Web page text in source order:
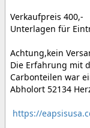
Verkaufpreis 400,-
Unterlagen für
Achtung,kein
Die Erfahrung mit
Carbonteilen war
Abholort 52134
https://